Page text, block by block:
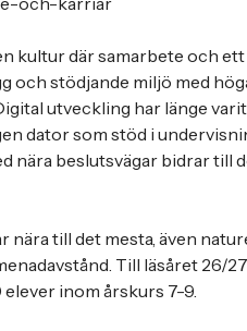
kultur där samarbete och
och stödjande miljö med
utveckling har länge
dator som stöd i
nära beslutsvägar bidrar till
till det mesta, även
Till läsåret 26/
inom årskurs 7-9.